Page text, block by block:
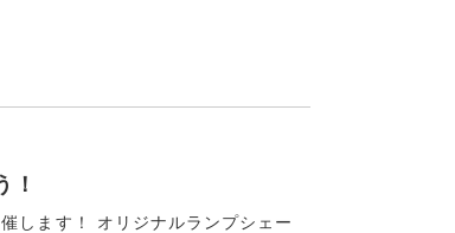
！
します！ オリジナルランプシェー